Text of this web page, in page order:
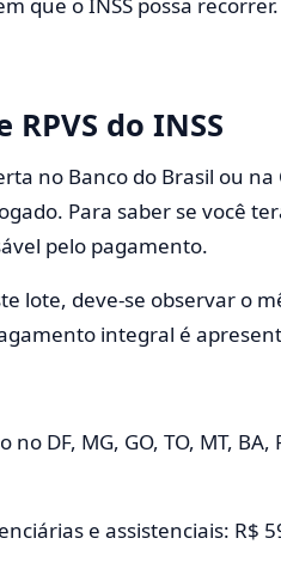
do INSS
no Banco do Brasil ou na
Para saber se você
pelo pagamento.
lote, deve-se observar o
integral é
DF, MG, GO, TO, MT, BA,
e assistenciais: R$